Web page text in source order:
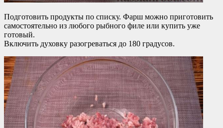
Подготовить продукты по списку. Фарш можно приготовить
самостоятельно из любого рыбного филе или купить уже
готовый.
Включить духовку разогреваться до 180 градусов.